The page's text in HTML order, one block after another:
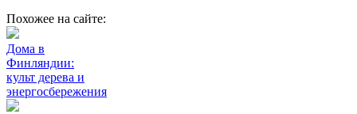
Похожее на сайте:
Дома в
Финляндии:
культ дерева и
энергосбережения